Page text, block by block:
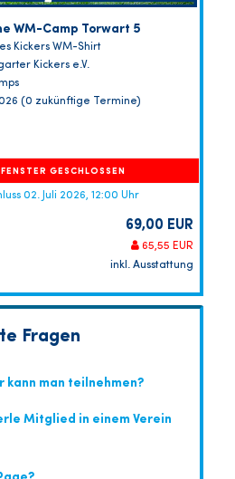
WM-Camp Torwart 5
Kickers WM-Shirt
Kickers e.V.
(0 zukünftige Termine)
GESCHLOSSEN
02. Juli 2026, 12:00 Uhr
69,00 EUR
65,55 EUR
inkl. Ausstattung
Fragen
kann man teilnehmen?
Mitglied in einem Verein